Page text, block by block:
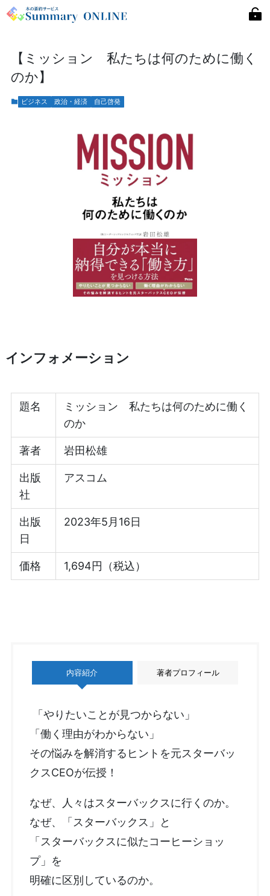
【ミッション 私たちは何のために働く
のか】
ビジネス 政治・経済 自己啓発
インフォメーション
題名
ミッション 私たちは何のために働く
のか
著者 岩田松雄
出版
社
アスコム
出版
日
2023年5月16日
価格 1,694円（税込）
内容紹介 著者プロフィール
「やりたいことが見つからない」
「働く理由がわからない」
その悩みを解消するヒントを元スターバッ
クスCEOが伝授！
なぜ、人々はスターバックスに行くのか。
なぜ、「スターバックス」と
「スターバックスに似たコーヒーショッ
プ」を
明確に区別しているのか。